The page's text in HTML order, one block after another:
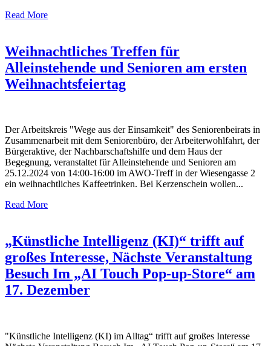
Read More
Weihnachtliches Treffen für
Alleinstehende und Senioren am ersten
Weihnachtsfeiertag
Der Arbeitskreis "Wege aus der Einsamkeit" des Seniorenbeirats in
Zusammenarbeit mit dem Seniorenbüro, der Arbeiterwohlfahrt, der
Bürgeraktive, der Nachbarschaftshilfe und dem Haus der
Begegnung, veranstaltet für Alleinstehende und Senioren am
25.12.2024 von 14:00-16:00 im AWO-Treff in der Wiesengasse 2
ein weihnachtliches Kaffeetrinken. Bei Kerzenschein wollen...
Read More
„Künstliche Intelligenz (KI)“ trifft auf
großes Interesse, Nächste Veranstaltung
Besuch Im „AI Touch Pop-up-Store“ am
17. Dezember
"Künstliche Intelligenz (KI) im Alltag“ trifft auf großes Interesse